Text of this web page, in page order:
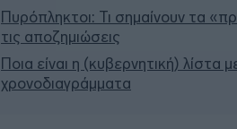
Πυρόπληκτοι: Τι σημαίνουν τα
τις αποζημιώσεις
Ποια είναι η (κυβερνητική) λίστα
χρονοδιαγράμματα